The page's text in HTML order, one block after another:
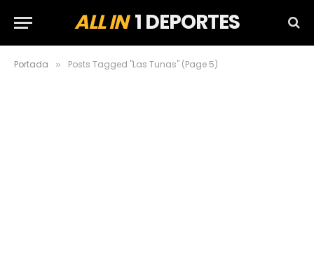
ALL IN1 DEPORTES
Portada » Posts Tagged "Las Tunas" (Page 5)